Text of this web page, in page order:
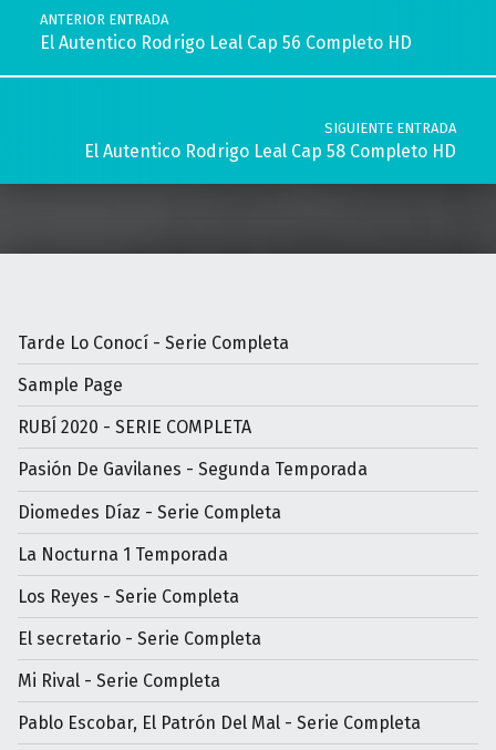
ANTERIOR ENTRADA
El Autentico Rodrigo Leal Cap 56 Completo HD
SIGUIENTE ENTRADA
El Autentico Rodrigo Leal Cap 58 Completo HD
Tarde Lo Conocí - Serie Completa
Sample Page
RUBÍ 2020 - SERIE COMPLETA
Pasión De Gavilanes - Segunda Temporada
Diomedes Díaz - Serie Completa
La Nocturna 1 Temporada
Los Reyes - Serie Completa
El secretario - Serie Completa
Mi Rival - Serie Completa
Pablo Escobar, El Patrón Del Mal - Serie Completa